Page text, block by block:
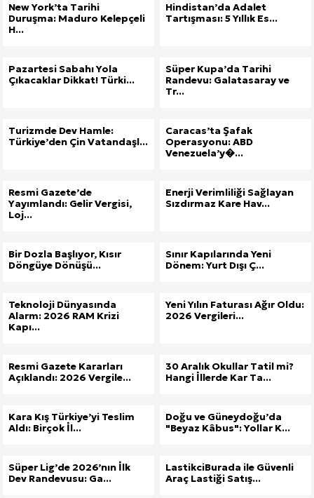
New York’ta Tarihi
Duruşma: Maduro Kelepçeli
H...
Hindistan’da Adalet
Tartışması: 5 Yıllık Es...
Pazartesi Sabahı Yola
Çıkacaklar Dikkat! Türki...
Süper Kupa’da Tarihi
Randevu: Galatasaray ve
Tr...
Turizmde Dev Hamle:
Türkiye’den Çin Vatandaşl...
Caracas’ta Şafak
Operasyonu: ABD
Venezuela’y�...
Resmi Gazete’de
Yayımlandı: Gelir Vergisi,
Loj...
Enerji Verimliliği Sağlayan
Sızdırmaz Kare Hav...
Bir Dozla Başlıyor, Kısır
Döngüye Dönüşü...
Sınır Kapılarında Yeni
Dönem: Yurt Dışı Ç...
Teknoloji Dünyasında
Alarm: 2026 RAM Krizi
Kapı...
Yeni Yılın Faturası Ağır Oldu:
2026 Vergileri...
Resmi Gazete Kararları
Açıklandı: 2026 Vergile...
30 Aralık Okullar Tatil mi?
Hangi İllerde Kar Ta...
Kara Kış Türkiye’yi Teslim
Aldı: Birçok İl...
Doğu ve Güneydoğu’da
"Beyaz Kâbus": Yollar K...
Süper Lig’de 2026’nın İlk
Dev Randevusu: Ga...
LastikciBurada ile Güvenli
Araç Lastiği Satış...